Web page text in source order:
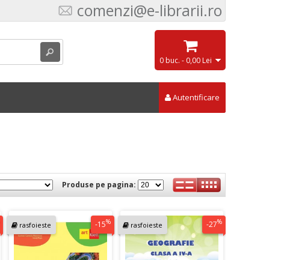
comenzi@e-librarii.ro
0 buc. - 0,00 Lei
Autentificare
Produse pe pagina:
rasfoieste -15% rasfoieste -27%